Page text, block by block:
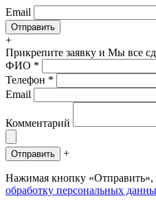
Email
+
Прикрепите заявку и Мы все
ФИО *
Телефон *
Email
Комментарий
Отправить +
Нажимая кнопку «Отправить»,
обработку персональных